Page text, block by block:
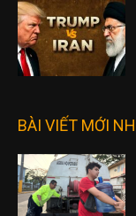
BÀI VIẾT MỚI